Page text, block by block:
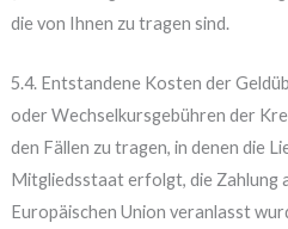
die von Ihnen zu tragen sind.
5.4. Entstandene Kosten der
oder Wechselkursgebühren der
den Fällen zu tragen, in denen die
Mitgliedsstaat erfolgt, die Zahlung
Europäischen Union veranlasst